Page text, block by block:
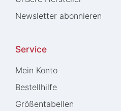
Newsletter abonnieren
Service
Mein Konto
Bestellhilfe
Größentabellen